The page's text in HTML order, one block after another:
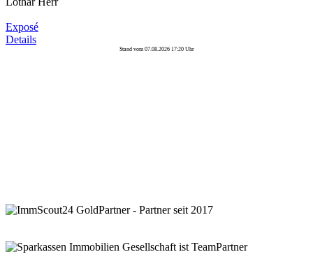
Exposé
Details
Stand vom 07.08.2026 17:20 Uhr